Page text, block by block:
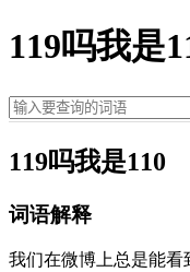
119吗我是
119吗我是110
词语解释
我们在微博上总是能